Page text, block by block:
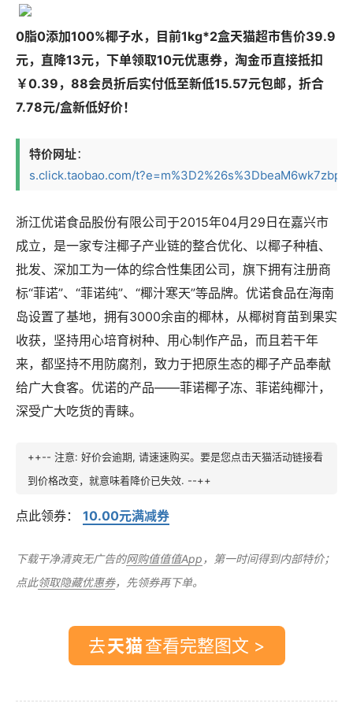
0脂0添加100%椰子水，目前1kg*2盒天猫超市售价39.9
元，直降13元，下单领取10元优惠券，淘金币直接抵扣
￥0.39，88会员折后实付低至新低15.57元包邮，折合
7.78元/盒新低好价！
特价网址：
s.click.taobao.com/
浙江优诺食品股份有限公司于2015年04月29日在嘉兴市
成立，是一家专注椰子产业链的整合优化、以椰子种植、
批发、深加工为一体的综合性集团公司，旗下拥有注册商
标“菲诺”、“菲诺纯”、“椰汁寒天”等品牌。优诺食品在海南
岛设置了基地，拥有3000余亩的椰林，从椰树育苗到果实
收获，坚持用心培育树种、用心制作产品，而且若干年
来，都坚持不用防腐剂，致力于把原生态的椰子产品奉献
给广大食客。优诺的产品——菲诺椰子冻、菲诺纯椰汁，
深受广大吃货的青睐。
++-- 注意: 好价会逾期, 请速速购买。要是您点击天猫活动链接看
到价格改变，就意味着降价已失效. --++
点此领券： 10.00元满减券
下载干净清爽无广告的网购值值值App ，第一时间得到内部特价；
点此领取隐藏优惠券，先领券再下单。
去 查看完整图文 >